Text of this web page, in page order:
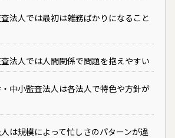
法人では最初は雑務ばかりになること
法人では人間関係で問題を抱えやすい
中小監査法人は各法人で特色や方針が
は規模によって忙しさのパターンが違